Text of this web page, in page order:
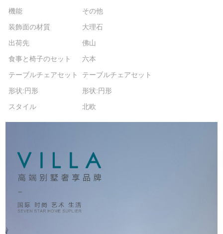
機能
その他
装飾面の材質
大理石
出荷先
佛山
食事と椅子のセット
六本
テーブルチェアセット
テーブルチェアセット
形状:円形
形状:円形
スタイル
北欧